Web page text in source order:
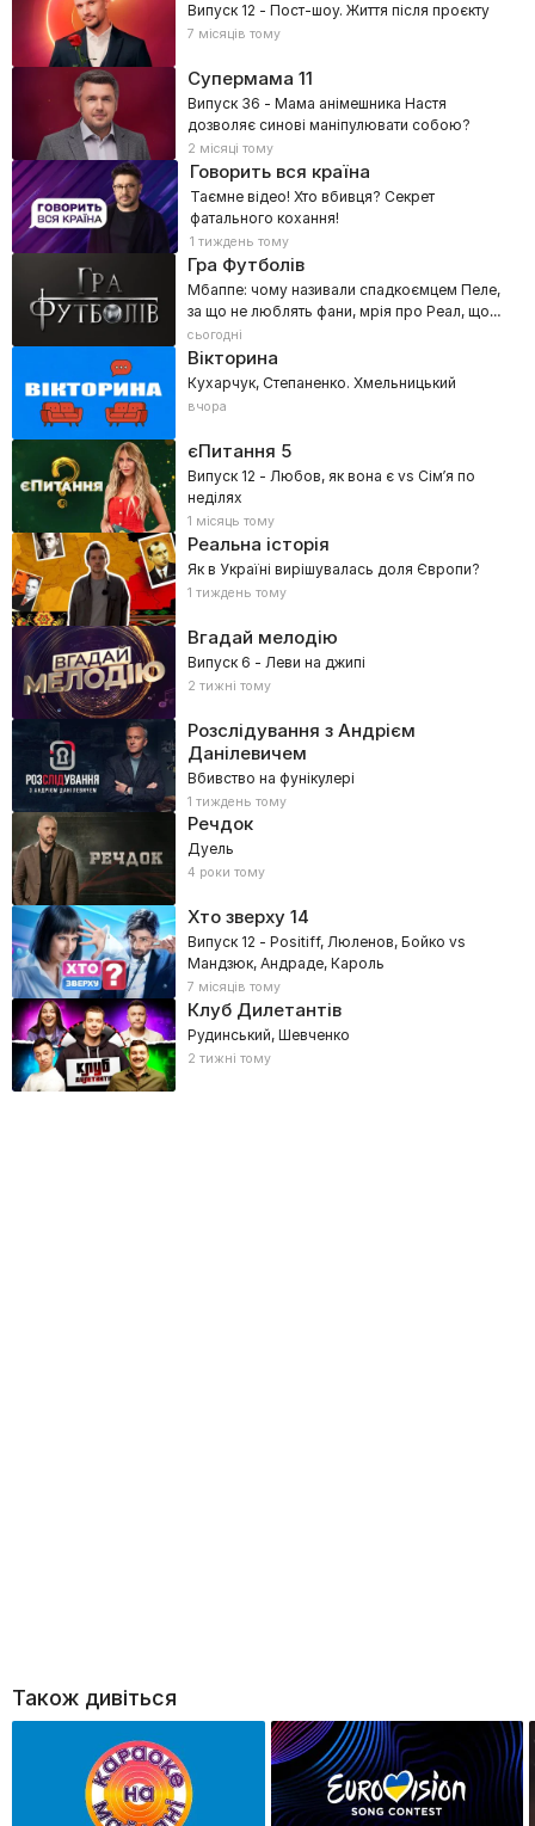
Випуск 12 - Пост-шоу. Життя після проєкту
7 місяців тому
Супермама 11
Випуск 36 - Мама анімешника Настя
дозволяє синові маніпулювати собою?
2 місяці тому
Говорить вся країна
Таємне відео! Хто вбивця? Секрет
фатального кохання!
1 тиждень тому
Гра Футболів
Мбаппе: чому називали спадкоємцем Пеле,
за що не люблять фани, мрія про Реал, що
стала розчаруванням
сьогодні
Вікторина
Кухарчук, Степаненко. Хмельницький
вчора
єПитання 5
Випуск 12 - Любов, як вона є vs Сім’я по
неділях
1 місяць тому
Реальна історія
Як в Україні вирішувалась доля Європи?
1 тиждень тому
Вгадай мелодію
Випуск 6 - Леви на джипі
2 тижні тому
Розслідування з Андрієм
Данілевичем
Вбивство на фунікулері
1 тиждень тому
Речдок
Дуель
4 роки тому
Хто зверху14
Випуск 12 - Positiff, Люленов, Бойко vs
Мандзюк, Андраде, Кароль
7 місяців тому
Клуб Дилетантів
Рудинський, Шевченко
2 тижні тому
Також дивіться